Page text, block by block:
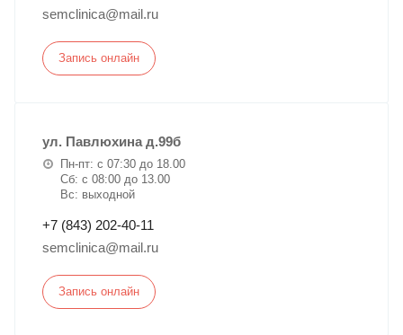
semclinica@mail.ru
Запись онлайн
ул. Павлюхина д.99б
Пн-пт: с 07:30 до 18.00
Сб: с 08:00 до 13.00
Вс: выходной
+7 (843) 202-40-11
semclinica@mail.ru
Запись онлайн